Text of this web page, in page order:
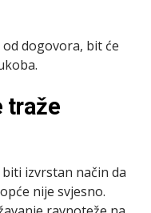
dogovora, bit će
traže
izvrstan način da
nije svjesno.